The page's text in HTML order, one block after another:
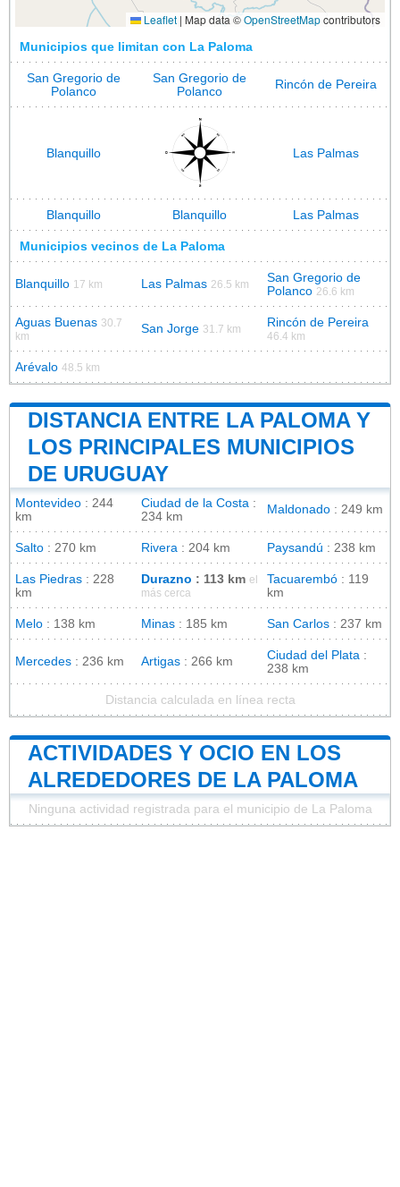
Leaflet | Map data ©OpenStreetMapcontributors
Municipios que limitan con La Paloma
San Gregorio de
Polanco
San Gregorio de
Polanco
Rincón de Pereira
Blanquillo Las Palmas
Blanquillo Blanquillo Las Palmas
Municipios vecinos de La Paloma
Blanquillo 17 km Las Palmas 26.5 km
San Gregorio de
Polanco 26.6 km
Aguas Buenas 30.7
km
San Jorge 31.7 km Rincón de Pereira
46.4 km
Arévalo 48.5 km
DISTANCIA ENTRE LA PALOMA Y
LOS PRINCIPALES MUNICIPIOS
DE URUGUAY
Montevideo : 244
km
Ciudad de la Costa :
234 km
Maldonado : 249 km
Salto : 270 km Rivera : 204 km Paysandú : 238 km
Las Piedras : 228
km
Durazno : 113 km el
más cerca
Tacuarembó : 119
km
Melo : 138 km Minas : 185 km San Carlos : 237 km
Mercedes : 236 km Artigas : 266 km Ciudad del Plata :
238 km
Distancia calculada en línea recta
ACTIVIDADES Y OCIO EN LOS
ALREDEDORES DE LA PALOMA
Ninguna actividad registrada para el municipio de La Paloma